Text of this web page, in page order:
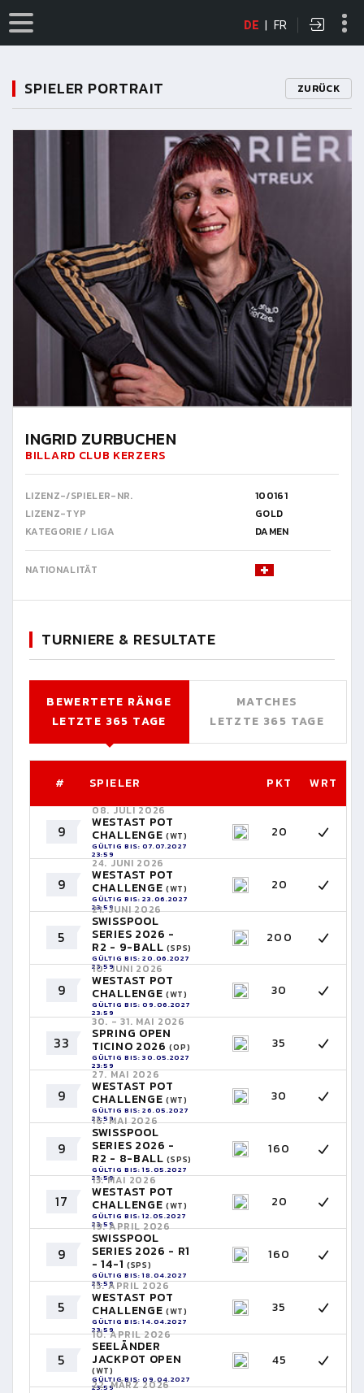
DE | FR
SPIELER PORTRAIT ZURÜCK
INGRID ZURBUCHEN
BILLARD CLUB KERZERS
LIZENZ-/SPIELER-NR.
100161
LIZENZ-TYP
GOLD
KATEGORIE / LIGA
DAMEN
NATIONALITÄT
TURNIERE & RESULTATE
BEWERTETE RÄNGE
LETZTE 365 TAGE
MATCHES
LETZTE 365 TAGE
# SPIELER PKT WRT
9
08. JULI 2026
WESTAST POT
CHALLENGE (WT)
GÜLTIG BIS: 07.07.2027
23:59
20
9
24. JUNI 2026
WESTAST POT
CHALLENGE (WT)
GÜLTIG BIS: 23.06.2027
23:59
20
5
21. JUNI 2026
SWISSPOOL
SERIES 2026 -
R2 - 9-BALL(SPS)
GÜLTIG BIS: 20.06.2027
23:59
200
9
10. JUNI 2026
WESTAST POT
CHALLENGE (WT)
GÜLTIG BIS: 09.06.2027
23:59
30
33
30. - 31. MAI 2026
SPRING OPEN
TICINO 2026(OP)
GÜLTIG BIS: 30.05.2027
23:59
35
9
27. MAI 2026
WESTAST POT
CHALLENGE (WT)
GÜLTIG BIS: 26.05.2027
23:59
30
9
16. MAI 2026
SWISSPOOL
SERIES 2026 -
R2 - 8-BALL(SPS)
GÜLTIG BIS: 15.05.2027
23:59
160
17
13. MAI 2026
WESTAST POT
CHALLENGE (WT)
GÜLTIG BIS: 12.05.2027
23:59
20
9
19. APRIL 2026
SWISSPOOL
SERIES 2026 - R1
- 14-1 (SPS)
GÜLTIG BIS: 18.04.2027
23:59
160
5
15. APRIL 2026
WESTAST POT
CHALLENGE (WT)
GÜLTIG BIS: 14.04.2027
23:59
35
5
10. APRIL 2026
SEELÄNDER
JACKPOT OPEN
(WT)
GÜLTIG BIS: 09.04.2027
23:59
45
22. MÄRZ 2026